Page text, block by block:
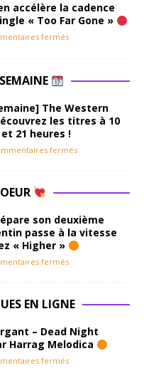
accélère la cadence
« Too Far Gone »
fermés
The Western
les titres à 10
21 heures !
fermés
son deuxième
passe à la vitesse
« Higher »
fermés
EN LIGNE
– Dead Night
Harrag Melodica
fermés